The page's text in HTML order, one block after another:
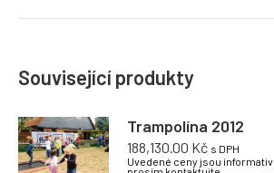
Související produkty
Trampolína 2012
188,130.00 Kč s DPH
Uvedené ceny jsou